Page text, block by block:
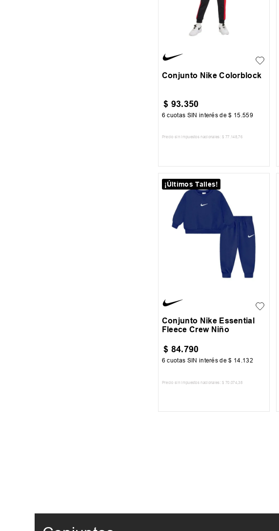
5 7
Conjunto Nike Colorblock
$ 93.350
6 cuotas SIN interés de$ 15 .559
Precio sin impuestos nacionales: $ 77 .148,76
¡Últimos Talles!
Conjunto Nike Essential
Fleece Crew Niño
$ 84.790
6 cuotas SIN interés de$ 14 132
Precio sin impuestos nacionales: $ 70 074,38